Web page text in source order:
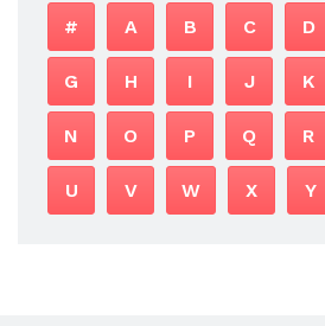
# A B C D
G H I J K
N O P Q R
U V W X Y